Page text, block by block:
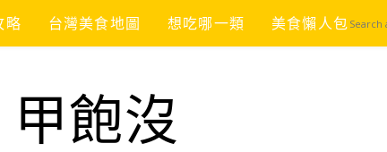
略 台灣美食地圖 想吃哪一類 美食懶人包
飽沒